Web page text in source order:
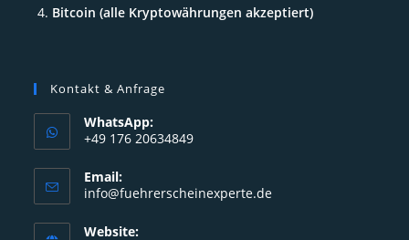
Bitcoin (alle Kryptowährungen akzeptiert)
Kontakt & Anfrage
WhatsApp:
+49 176 20634849
in
your
application
Email:
info@fuehrerscheinexperte.deOpens
Website: